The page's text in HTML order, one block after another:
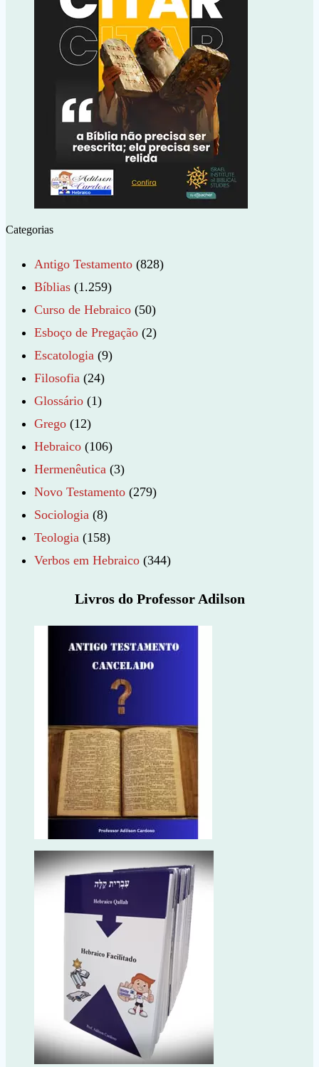
Categorias
Antigo Testamento (828)
Bíblias (1.259)
Curso de Hebraico (50)
Esboço de Pregação (2)
Escatologia (9)
Filosofia (24)
Glossário (1)
Grego (12)
Hebraico (106)
Hermenêutica (3)
Novo Testamento (279)
Sociologia (8)
Teologia (158)
Verbos em Hebraico (344)
Livros do Professor Adilson